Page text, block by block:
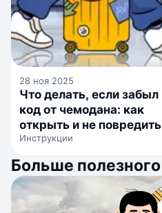
28 ноя 2025
Что делать, если забыл
код от чемодана: как
открыть и не повредить
замок
Инструкции
Больше полезного